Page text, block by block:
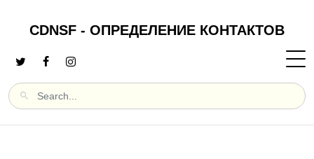
CDNSF - ОПРЕДЕЛЕНИЕ КОНТАКТОВ